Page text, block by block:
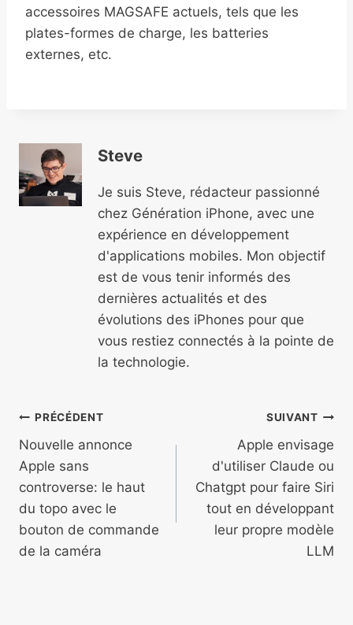
accessoires MAGSAFE actuels, tels que les
plates-formes de charge, les batteries
externes, etc.
Steve
Je suis Steve, rédacteur passionné
chez Génération iPhone, avec une
expérience en développement
d'applications mobiles. Mon objectif
est de vous tenir informés des
dernières actualités et des
évolutions des iPhones pour que
vous restiez connectés à la pointe de
la technologie.
Navigation
de
l’article
PRÉCÉDENT
Nouvelle annonce
Apple sans
controverse: le haut
du topo avec le
bouton de commande
de la caméra
SUIVANT
Apple envisage
d'utiliser Claude ou
Chatgpt pour faire Siri
tout en développant
leur propre modèle
LLM